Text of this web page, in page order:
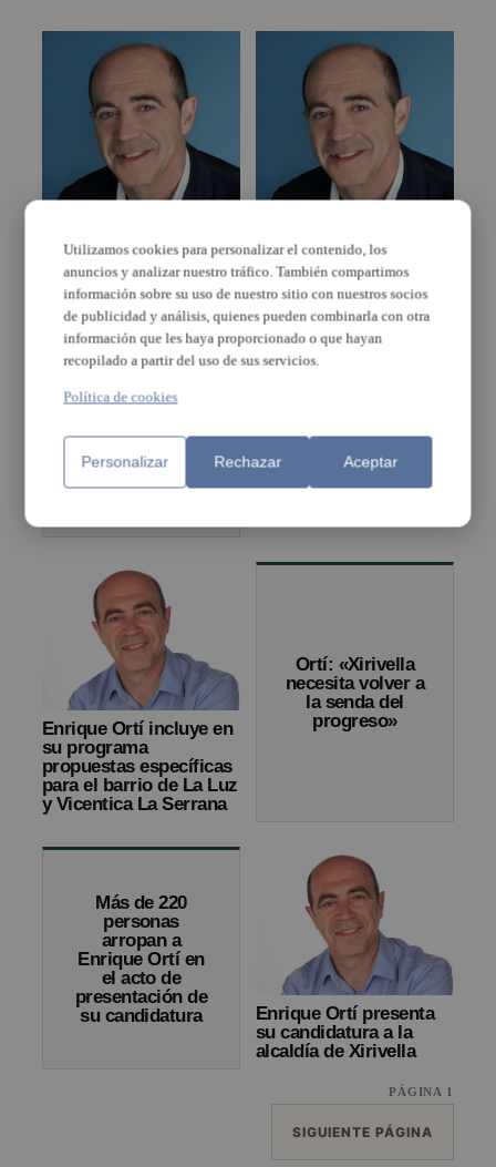
Normalidad»
Xirivella exigen
mascarillas para toda la
población
Representantes
de toda la
a la tradicional
cena de fiestas
del PP de
Xirivella
La vieja nueva política
Enrique Ortí incluye en
su programa
propuestas específicas
para el barrio de La Luz
y Vicentica La Serrana
Ortí: «Xirivella
necesita volver a
la senda del
progreso»
Más de 220
personas
arropan a
Enrique Ortí en
el acto de
presentación de
su candidatura
Enrique Ortí presenta
su candidatura a la
alcaldía de Xirivella
PÁGINA 1
SIGUIENTE PÁGINA
Utilizamos cookies para personalizar el contenido, los
anuncios y analizar nuestro tráfico. También compartimos
información sobre su uso de nuestro sitio con nuestros socios
de publicidad y análisis, quienes pueden combinarla con otra
información que les haya proporcionado o que hayan
recopilado a partir del uso de sus servicios.
Política de cookies
Personalizar Rechazar Aceptar